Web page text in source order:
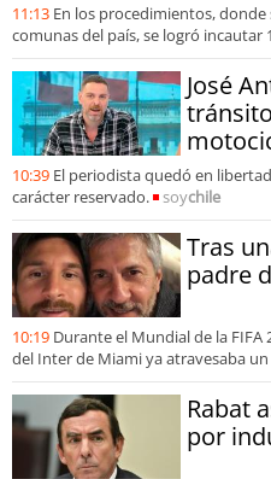
11:13 En los procedimientos,
comunas del país, se logró incautar
José
10:39 El periodista quedó en
carácter reservado.
soychile
Tras
padre
10:19 Durante el Mundial de la
del Inter de Miami ya atravesaba
Rabat
por